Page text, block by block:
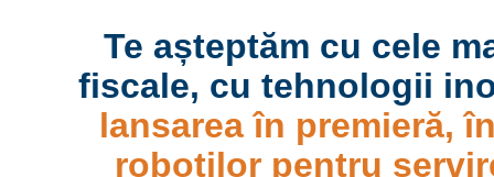
Te așteptăm cu cele
fiscale, cu tehnologii
lansarea în premieră,
roboților pentru